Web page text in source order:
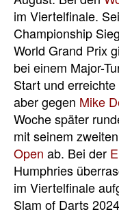
im Viertelfinale.
Championship
World Grand Prix
bei einem Major-
Start und
aber gegen Mike
Woche später
mit seinem
Open ab. Bei der
Humphries
im Viertelfinale
Slam of Darts